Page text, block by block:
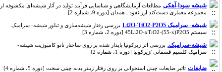
شیشه سودا-آهکی مطالعات آزمایشگاهی و شناسایی فرآیند تولید در آثار شیشه‌ای مکشوفه از
مجموعه معماری دست‌کند ارزانفود ـ همدان [دوره 9، شماره 2]
شیشه- سرامیک Li2O-TiO2-P2O5
بررسی رفتار شیشه‌سازی و تبلور شیشه- سرامیک
سیستم 45Li2O-xTiO2-(55-x)P2O5 [دوره 2، شماره 3]
شیشه-سرامیک. بررسی اثر زیرکونیا پایدار شده بر روی ساختار نانو کامپوزیت شیشه-
سرامیک کلسیم فسفاتی /زیرکونیا [دوره 1، شماره 2]
ضایعات تاثیر ضایعات چینی استخوانی بر روی رفتار زینتر بدنه چینی سخت [دوره 5، شماره 4]